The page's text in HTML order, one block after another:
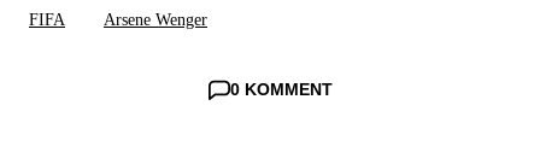
FIFA Arsene Wenger
0 KOMMENT